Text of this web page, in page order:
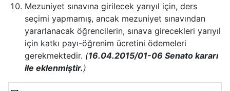
Mezuniyet sınavına girilecek yarıyıl için, ders
seçimi yapmamış, ancak mezuniyet sınavından
yararlanacak öğrencilerin, sınava girecekleri yarıyıl
için katkı payı-öğrenim ücretini ödemeleri
gerekmektedir. (16.04.2015/01-06 Senato kararı
ile eklenmiştir.)